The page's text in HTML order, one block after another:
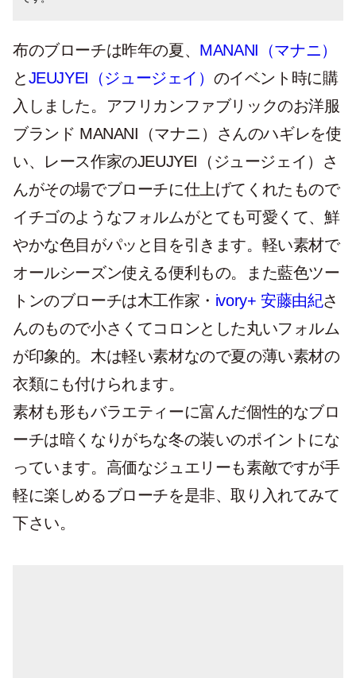
布のブローチは昨年の夏、 MANANI（マナニ）
とJEUJYEI（ジュージェイ） のイベント時に購
入しました。アフリカンファブリックのお洋服
ブランド MANANI（マナニ）さんのハギレを使
い、レース作家のJEUJYEI（ジュージェイ）さ
んがその場でブローチに仕上げてくれたもので
イチゴのようなフォルムがとても可愛くて、鮮
やかな色目がパッと目を引きます。軽い素材で
オールシーズン使える便利もの。また藍色ツー
トンのブローチは木工作家・ ivory+ 安藤由紀さ
んのもので小さくてコロンとした丸いフォルム
が印象的。木は軽い素材なので夏の薄い素材の
衣類にも付けられます。
素材も形もバラエティーに富んだ個性的なブロ
ーチは暗くなりがちな冬の装いのポイントにな
っています。高価なジュエリーも素敵ですが手
軽に楽しめるブローチを是非、取り入れてみて
下さい。